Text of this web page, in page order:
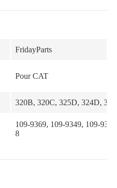
FridayParts
Pour CAT
320B, 320C, 325D, 324D,
109-9369, 109-9349, 109-
8